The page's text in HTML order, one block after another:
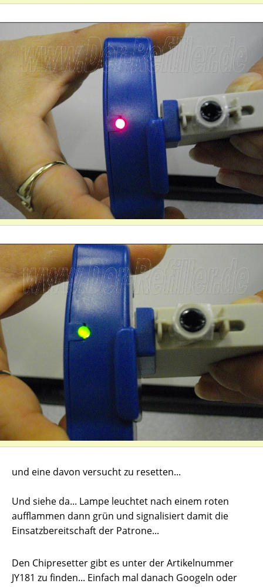
und eine davon versucht zu resetten...
Und siehe da... Lampe leuchtet nach einem roten
aufflammen dann grün und signalisiert damit die
Einsatzbereitschaft der Patrone...
Den Chipresetter gibt es unter der Artikelnummer
JY181 zu finden... Einfach mal danach Googeln oder